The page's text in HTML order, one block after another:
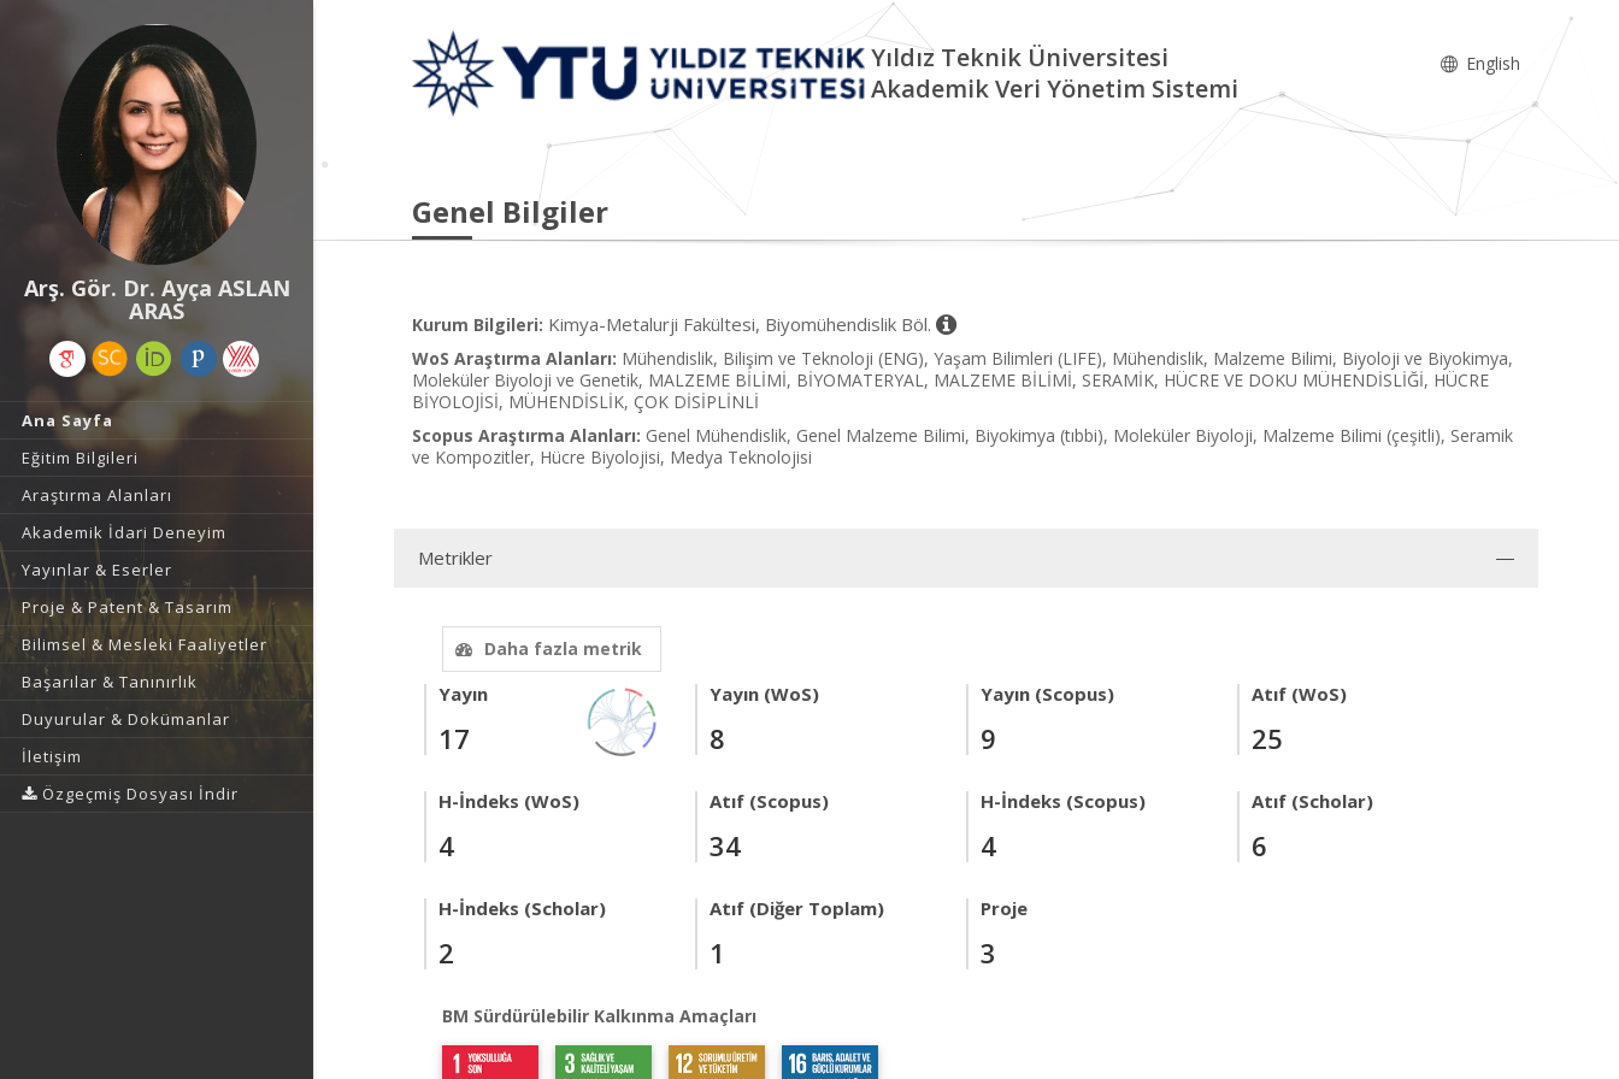
Arş. Gör. Dr. Ayça ASLAN
ARAS
Ana Sayfa
Eğitim Bilgileri
Araştırma Alanları
Akademik İdari Deneyim
Yayınlar & Eserler
Proje & Patent & Tasarım
Bilimsel & Mesleki Faaliyetler
Başarılar & Tanınırlık
Duyurular & Dokümanlar
İletişim
Özgeçmiş Dosyası İndir
Yıldız Teknik Üniversitesi
Akademik Veri Yönetim Sistemi
English
Genel Bilgiler
Kurum Bilgileri: Kimya-Metalurji Fakültesi, Biyomühendislik Böl.
WoS Araştırma Alanları: Mühendislik, Bilişim ve Teknoloji (ENG), Yaşam Bilimleri (LIFE), Mühendislik, Malzeme Bilimi, Biyoloji ve Biyokimya,
Moleküler Biyoloji ve Genetik, MALZEME BİLİMİ, BİYOMATERYAL, MALZEME BİLİMİ, SERAMİK, HÜCRE VE DOKU MÜHENDİSLİĞİ, HÜCRE
BİYOLOJİSİ, MÜHENDİSLİK, ÇOK DİSİPLİNLİ
Scopus Araştırma Alanları: Genel Mühendislik, Genel Malzeme Bilimi, Biyokimya (tıbbi), Moleküler Biyoloji, Malzeme Bilimi (çeşitli), Seramik
ve Kompozitler, Hücre Biyolojisi, Medya Teknolojisi
Metrikler
Daha fazla metrik
Yayın
17
Yayın (WoS)
8
Yayın (Scopus)
9
Atıf (WoS)
25
H-İndeks (WoS)
4
Atıf (Scopus)
34
H-İndeks (Scopus)
4
Atıf (Scholar)
6
H-İndeks (Scholar)
2
Atıf (Diğer Toplam)
1
Proje
3
BM Sürdürülebilir Kalkınma Amaçları